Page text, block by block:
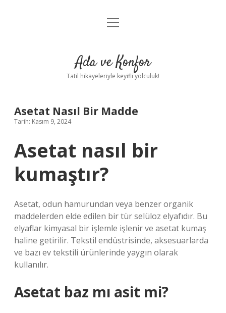
Anasayfa
Yasal Uyarı
menüyü
Ada ve Konfor
Tatil hikayeleriyle keyifli yolculuk!
Asetat Nasıl Bir Madde
Tarih: Kasım 9, 2024
Asetat nasıl bir
kumaştır?
Asetat, odun hamurundan veya benzer organik
maddelerden elde edilen bir tür selüloz elyafıdır. Bu
elyaflar kimyasal bir işlemle işlenir ve asetat kumaş
haline getirilir. Tekstil endüstrisinde, aksesuarlarda
ve bazı ev tekstili ürünlerinde yaygın olarak
kullanılır.
Asetat baz mı asit mi?